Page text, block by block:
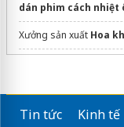
dán phim cách nhiệt
Xưởng sản xuất Hoa
WebsiteThe Legend
Tin tức Kinh tế